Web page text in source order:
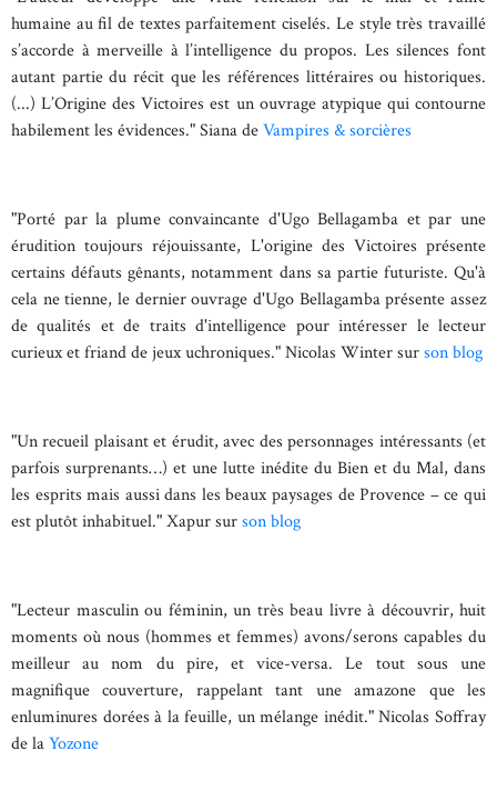
humaine au fil de textes parfaitement ciselés. Le style très travaillé
s’accorde à merveille à l’intelligence du propos. Les silences font
autant partie du récit que les références littéraires ou historiques.
(...) L’Origine des Victoires est un ouvrage atypique qui contourne
habilement les évidences." Siana deVampires & sorcières
"Porté par la plume convaincante d'Ugo Bellagamba et par une
érudition toujours réjouissante, L'origine des Victoires présente
certains défauts gênants, notamment dans sa partie futuriste. Qu'à
cela ne tienne, le dernier ouvrage d'Ugo Bellagamba présente assez
de qualités et de traits d'intelligence pour intéresser le lecteur
curieux et friand de jeux uchroniques." Nicolas Winter surson blog
"Un recueil plaisant et érudit, avec des personnages intéressants (et
parfois surprenants…) et une lutte inédite du Bien et du Mal, dans
les esprits mais aussi dans les beaux paysages de Provence – ce qui
est plutôt inhabituel." Xapur surson blog
"Lecteur masculin ou féminin, un très beau livre à découvrir, huit
moments où nous (hommes et femmes) avons/serons capables du
meilleur au nom du pire, et vice-versa. Le tout sous une
magnifique couverture, rappelant tant une amazone que les
enluminures dorées à la feuille, un mélange inédit." Nicolas Soffray
de laYozone